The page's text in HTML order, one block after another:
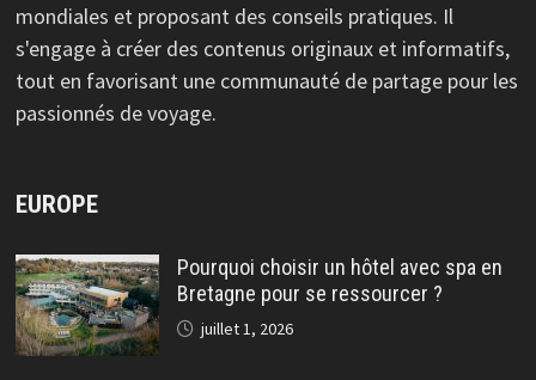
mondiales et proposant des conseils pratiques. Il
s'engage à créer des contenus originaux et informatifs,
tout en favorisant une communauté de partage pour les
passionnés de voyage.
EUROPE
Pourquoi choisir un hôtel avec spa en
Bretagne pour se ressourcer ?
juillet 1, 2026